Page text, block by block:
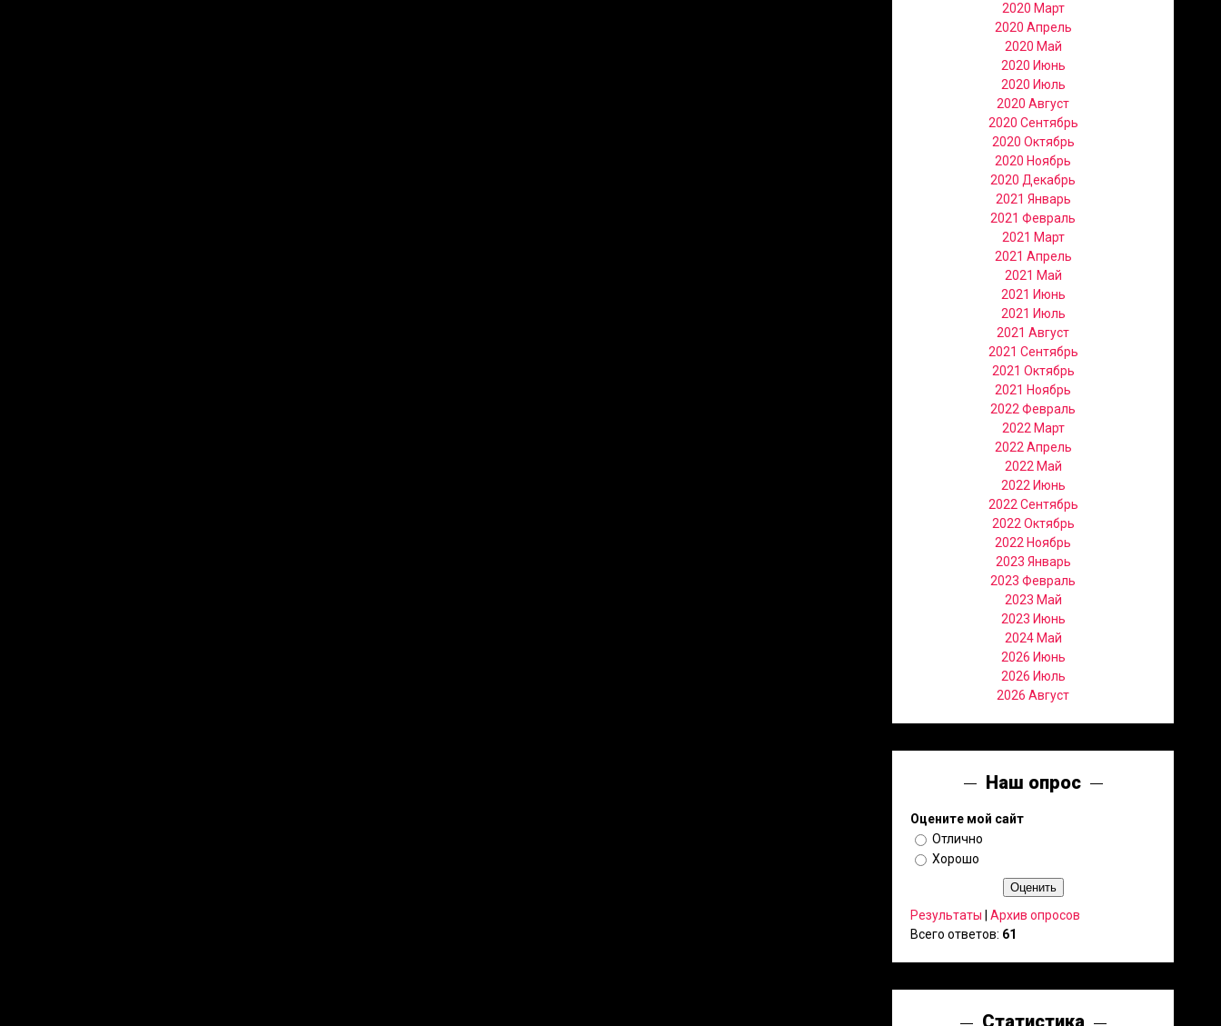
2020 Март
2020 Апрель
2020 Май
2020 Июнь
2020 Июль
2020 Август
2020 Сентябрь
2020 Октябрь
2020 Ноябрь
2020 Декабрь
2021 Январь
2021 Февраль
2021 Март
2021 Апрель
2021 Май
2021 Июнь
2021 Июль
2021 Август
2021 Сентябрь
2021 Октябрь
2021 Ноябрь
2022 Февраль
2022 Март
2022 Апрель
2022 Май
2022 Июнь
2022 Сентябрь
2022 Октябрь
2022 Ноябрь
2023 Январь
2023 Февраль
2023 Май
2023 Июнь
2024 Май
2026 Июнь
2026 Июль
2026 Август
Наш опрос
Оцените мой сайт
Отлично
Хорошо
Результаты
Архив опросов
Всего ответов: 61